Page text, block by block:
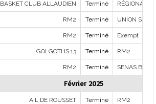
BASKET CLUB ALLAUDIEN Terminé RÉGIONAL
RM2 Terminé UNION
RM2 Terminé Exempt
GOLGOTHS 13 Terminé RM2
RM2 Terminé SENAS
Février 2025
AIL DE ROUSSET Terminé RM2